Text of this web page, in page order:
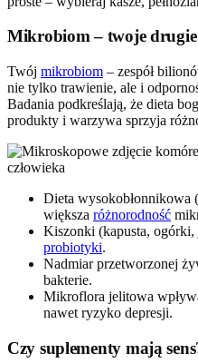
Mikrobiom – twoje
Twój mikrobiom – zespół
nie tylko trawienie, ale i
Badania podkreślają, że dieta
produkty i warzywa sprzyja
Dieta wysokobłonnikowa
większa różnorodność
Kiszonki (kapusta, ogórki,
probiotyki.
Nadmiar przetworzonej
bakterie.
Mikroflora jelitowa
nawet ryzyko depresji.
Czy suplementy mają